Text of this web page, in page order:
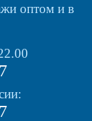
оптом и в